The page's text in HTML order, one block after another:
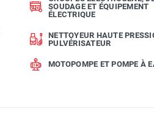
SOUDAGE ET ÉQUIPEMENT
ÉLECTRIQUE
NETTOYEUR HAUTE
PULVÉRISATEUR
MOTOPOMPE ET POMPE À